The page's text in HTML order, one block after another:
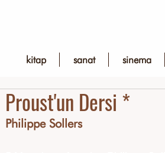
kitap sanat sinema
Proust'un Dersi *
Philippe Sollers